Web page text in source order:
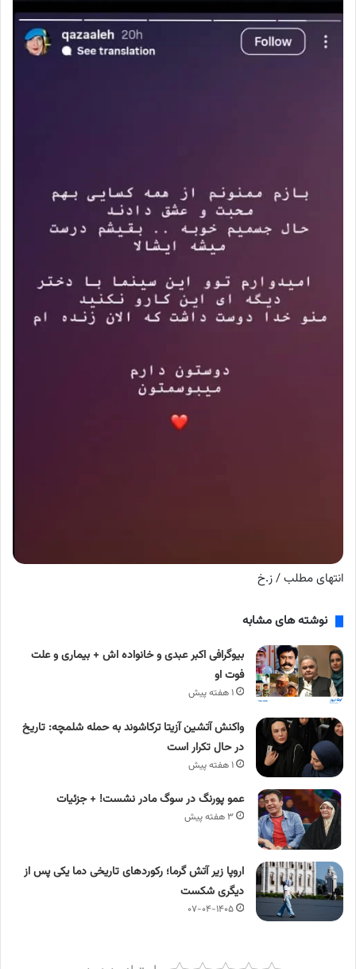
انتهای مطلب / ز.خ
نوشته های مشابه
بیوگرافی اکبر عبدی و خانواده اش + بیماری و علت
فوت او
۱ هفته پیش
واکنش آتشین آزیتا ترکاشوند به حمله شلمچه: تاریخ
در حال تکرار است
۱ هفته پیش
عمو پورنگ در سوگ مادر نشست! + جزئیات
۳ هفته پیش
اروپا زیر آتش گرما؛ رکوردهای تاریخی دما یکی پس از
دیگری شکست
۰۷-۰۴-۱۴۰۵